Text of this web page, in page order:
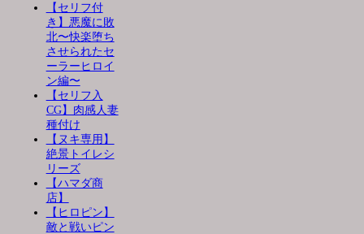
【セリフ付
き】悪魔に敗
北〜快楽堕ち
させられたセ
ーラーヒロイ
ン編〜
【セリフ入
CG】肉感人妻
種付け
【ヌキ専用】
絶景トイレシ
リーズ
【ハマダ商
店】
【ヒロピン】
敵と戦いピン